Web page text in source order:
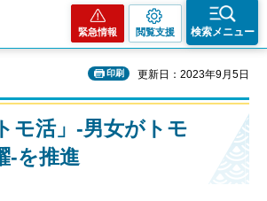
緊急情報 閲覧支援 検索メニュー
印刷 更新日：2023年9月5日
モ活」-男女がトモ
-を推進